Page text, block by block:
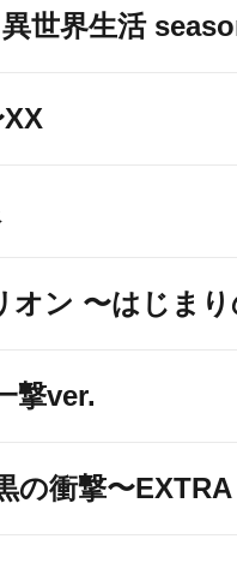
世界生活
オン 〜はじま
撃ver.
の衝撃〜